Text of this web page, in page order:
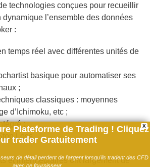
technologies conçues pour recueillir
l’ensemble des données
:
temps réel avec différentes unités de
basique pour automatiser ses
;
classiques : moyennes
d’Ichimoku, etc ;
;
Loss.
et intermédiaires ont largement de
X
Plateforme de Trading ! Cliquez
trader Gratuitement
de détail perdent de l'argent lorsqu'ils tradent des CFD
avec ce fournisseur